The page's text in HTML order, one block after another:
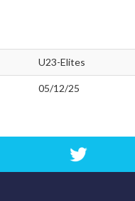
U23-Elites
05/12/25